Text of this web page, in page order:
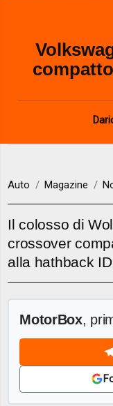
Auto Magazine
Il colosso di
crossover
alla hathback
MotorBox,